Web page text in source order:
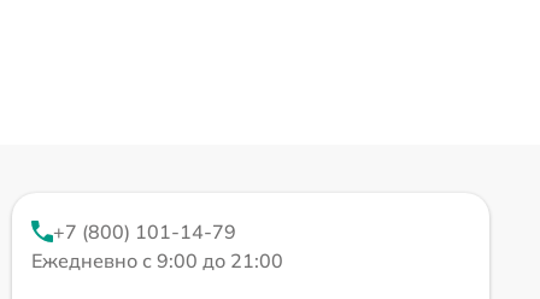
+7 (800) 101-14-79
Ежедневно с 9:00 до 21:00